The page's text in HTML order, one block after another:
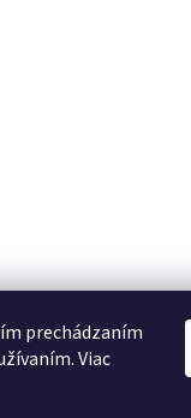
prechádzaním
Viac